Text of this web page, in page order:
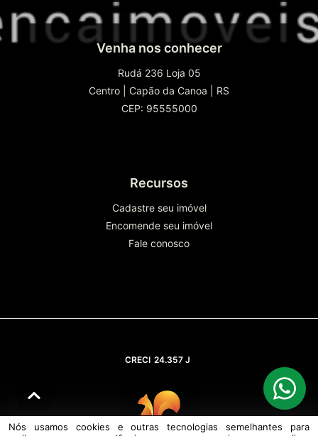
Venha nos conhecer
Rudá 236 Loja 05
Centro
Capão da Canoa
RS
CEP: 95555000
Recursos
Cadastre seu imóvel
Encomende seu imóvel
Fale conosco
CRECI 24.357 J
Nós usamos cookies e outras tecnologias semelhantes para